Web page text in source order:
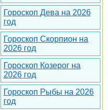
Гороскоп Дева на 2026
год
Гороскоп Скорпион на
2026 год
Гороскоп Козерог на
2026 год
Гороскоп Рыбы на 2026
год